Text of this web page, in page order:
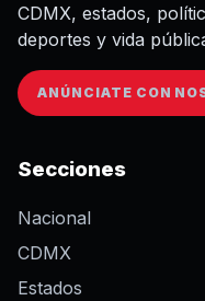
CDMX, estados,
deportes y vida
ANÚNCIATE CON
Secciones
Nacional
CDMX
Estados